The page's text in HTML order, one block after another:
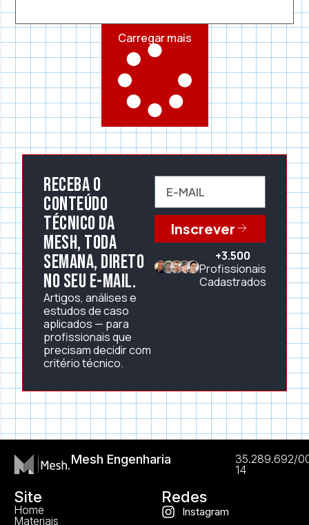
Carregar mais
Receba o
conteúdo
técnico da
Mesh, toda
semana, direto
no seu e-mail.
Artigos, análises e
estudos de caso
aplicados — para
profissionais que
precisam decidir com
critério técnico.
Inscrever
+3.500
Profissionais
Cadastrados
Mesh Engenharia
35.289.692/
14
Site
Home
Materiais
Redes
Instagram